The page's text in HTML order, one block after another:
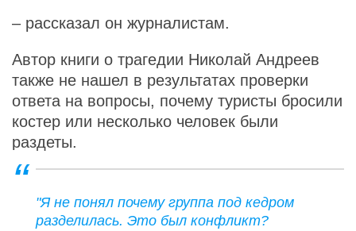
– рассказал он журналистам.
Автор книги о трагедии Николай Андреев
также не нашел в результатах проверки
ответа на вопросы, почему туристы бросили
костер или несколько человек были
раздеты.
"Я не понял почему группа под кедром
разделилась. Это был конфликт?